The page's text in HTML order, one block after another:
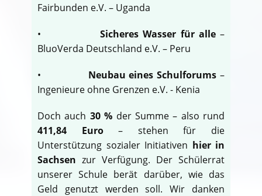
Fairbunden e.V. – Uganda
•Sicheres Wasser für alle–
BluoVerda Deutschland e.V. – Peru
• Neubau eines Schulforums –
Ingenieure ohne Grenzen e.V. - Kenia
Doch auch 30 % der Summe – also rund
411,84 Euro– stehen für die
Unterstützung sozialer Initiativen hier in
Sachsen zur Verfügung. Der Schülerrat
unserer Schule berät darüber, wie das
Geld genutzt werden soll. Wir danken